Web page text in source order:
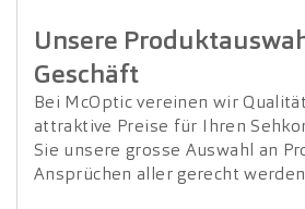
Unsere
Geschäft
Bei McOptic vereinen wir
attraktive Preise für Ihren
Sie unsere grosse Auswahl an
Ansprüchen aller gerecht